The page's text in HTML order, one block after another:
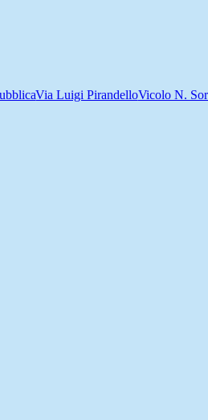
Via Luigi PirandelloVicolo N.